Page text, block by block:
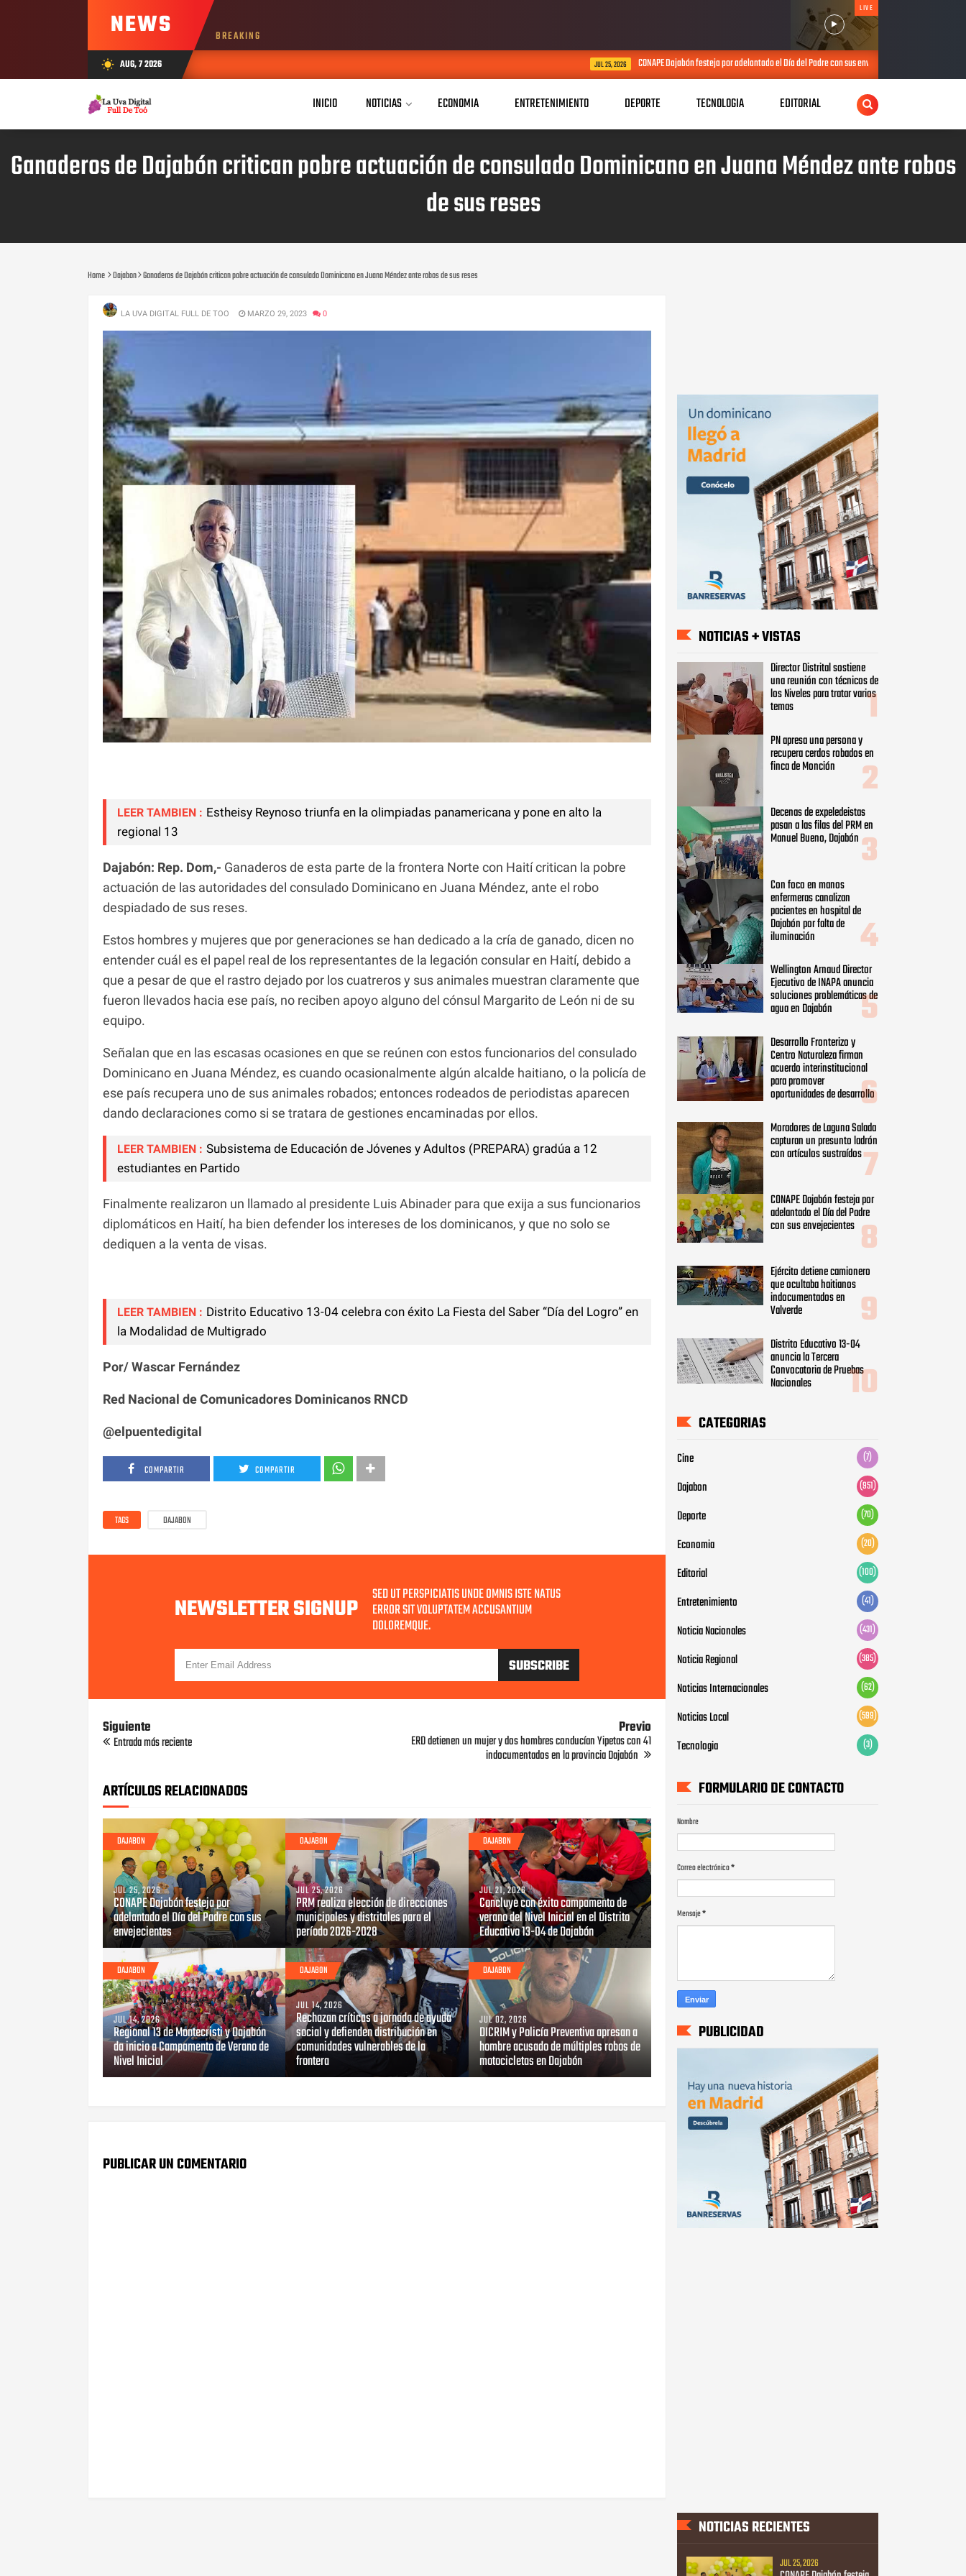
NEWS BREAKING
LIVE
wb_sunny AUG, 7 2026 CONAPE Dajabón festeja por adelantado el Día del Padre con sus envejecientes JUL 25, 2026
INICIO NOTICIAS ECONOMIA ENTRETENIMIENTO DEPORTE TECNOLOGIA EDITORIAL
Ganaderos de Dajabón critican pobre actuación de consulado Dominicano en Juana Méndez ante robos
de sus reses
Home Dajabon Ganaderos de Dajabón critican pobre actuación de consulado Dominicano en Juana Méndez ante robos de sus reses
LA UVA DIGITAL FULL DE TOO MARZO 29, 2023 0
LEER TAMBIEN : Estheisy Reynoso triunfa en la olimpiadas panamericana y pone en alto la
regional 13
Dajabón: Rep. Dom,- Ganaderos de esta parte de la frontera Norte con Haití critican la pobre
actuación de las autoridades del consulado Dominicano en Juana Méndez, ante el robo
despiadado de sus reses.
Estos hombres y mujeres que por generaciones se han dedicado a la cría de ganado, dicen no
entender cuál es el papel real de los representantes de la legación consular en Haití, debido a
que a pesar de que el rastro dejado por los cuatreros y sus animales muestran claramente que
fueron llevados hacia ese país, no reciben apoyo alguno del cónsul Margarito de León ni de su
equipo.
Señalan que en las escasas ocasiones en que se reúnen con estos funcionarios del consulado
Dominicano en Juana Méndez, es cuando ocasionalmente algún alcalde haitiano, o la policía de
ese país recupera uno de sus animales robados; entonces rodeados de periodistas aparecen
dando declaraciones como si se tratara de gestiones encaminadas por ellos.
LEER TAMBIEN : Subsistema de Educación de Jóvenes y Adultos (PREPARA) gradúa a 12
estudiantes en Partido
Finalmente realizaron un llamado al presidente Luis Abinader para que exija a sus funcionarios
diplomáticos en Haití, ha bien defender los intereses de los dominicanos, y que no solo se
dediquen a la venta de visas.
LEER TAMBIEN : Distrito Educativo 13-04 celebra con éxito La Fiesta del Saber “Día del Logro” en
la Modalidad de Multigrado
Por/ Wascar Fernández
Red Nacional de Comunicadores Dominicanos RNCD
@elpuentedigital
COMPARTIR COMPARTIR
TAGS DAJABON
NEWSLETTER SIGNUP SED UT PERSPICIATIS UNDE OMNIS ISTE NATUS
ERROR SIT VOLUPTATEM ACCUSANTIUM
DOLOREMQUE.
Siguiente
Entrada más reciente
Previo
ERD detienen un mujer y dos hombres conducían Yipetas con 41
indocumentados en la provincia Dajabón
ARTÍCULOS RELACIONADOS
DAJABON
JUL 25, 2026
CONAPE Dajabón festeja por
adelantado el Día del Padre con sus
envejecientes
DAJABON
JUL 25, 2026
PRM realiza elección de direcciones
municipales y distritales para el
período 2026-2028
DAJABON
JUL 21, 2026
Concluye con éxito campamento de
verano del Nivel Inicial en el Distrito
Educativo 13-04 de Dajabón
DAJABON
JUL 14, 2026
Regional 13 de Montecristi y Dajabón
da inicio a Campamento de Verano de
Nivel Inicial
DAJABON
JUL 14, 2026
Rechazan críticas a jornada de ayuda
social y defienden distribución en
comunidades vulnerables de la
frontera
DAJABON
JUL 02, 2026
DICRIM y Policía Preventiva apresan a
hombre acusado de múltiples robos de
motocicletas en Dajabón
PUBLICAR UN COMENTARIO
NOTICIAS + VISTAS
Director Distrital sostiene
una reunión con técnicos de
los Niveles para tratar varios
temas
PN apresa una persona y
recupera cerdos robados en
finca de Monción
Decenas de expeledeistas
pasan a las filas del PRM en
Manuel Bueno, Dajabón
Con foco en manos
enfermeras canalizan
pacientes en hospital de
Dajabón por falta de
iluminación
Wellington Arnaud Director
Ejecutivo de INAPA anuncia
soluciones problemáticas de
agua en Dajabón
Desarrollo Fronterizo y
Centro Naturaleza firman
acuerdo interinstitucional
para promover
oportunidades de desarrollo
Moradores de Laguna Salada
capturan un presunto ladrón
con artículos sustraídos
CONAPE Dajabón festeja por
adelantado el Día del Padre
con sus envejecientes
Ejército detiene camionero
que ocultaba haitianos
indocumentados en
Valverde
Distrito Educativo 13-04
anuncia la Tercera
Convocatoria de Pruebas
Nacionales
CATEGORIAS
Cine (7)
Dajabon (951)
Deporte (70)
Economia (20)
Editorial (100)
Entretenimiento (41)
Noticia Nacionales (431)
Noticia Regional (385)
Noticias Internacionales (62)
Noticias Local (599)
Tecnologia (3)
FORMULARIO DE CONTACTO
Nombre
Correo electrónico*
Mensaje*
PUBLICIDAD
NOTICIAS RECIENTES
JUL 25, 2026